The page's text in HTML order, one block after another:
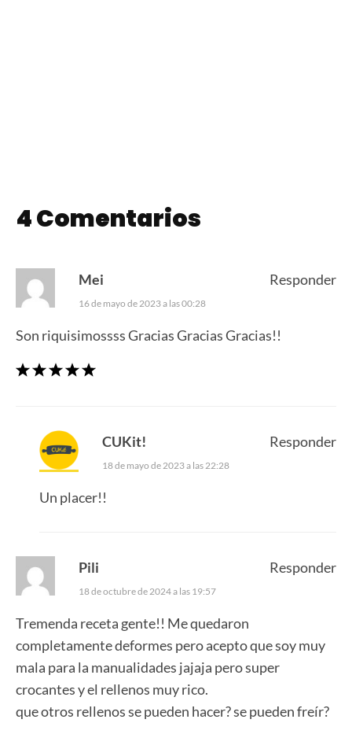
4 Comentarios
Mei
16 de mayo de 2023 a las 00:28
Son riquisimossss Gracias Gracias Gracias!!
Responder
CUKit!
18 de mayo de 2023 a las 22:28
Un placer!!
Responder
Pili
18 de octubre de 2024 a las 19:57
Tremenda receta gente!! Me quedaron
completamente deformes pero acepto que soy muy
mala para la manualidades jajaja pero super
crocantes y el rellenos muy rico.
que otros rellenos se pueden hacer? se pueden freír?
Responder